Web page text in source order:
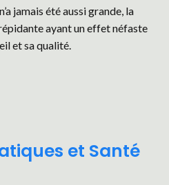
jamais été aussi grande, la
ayant un effet néfaste
et sa qualité.
et Santé